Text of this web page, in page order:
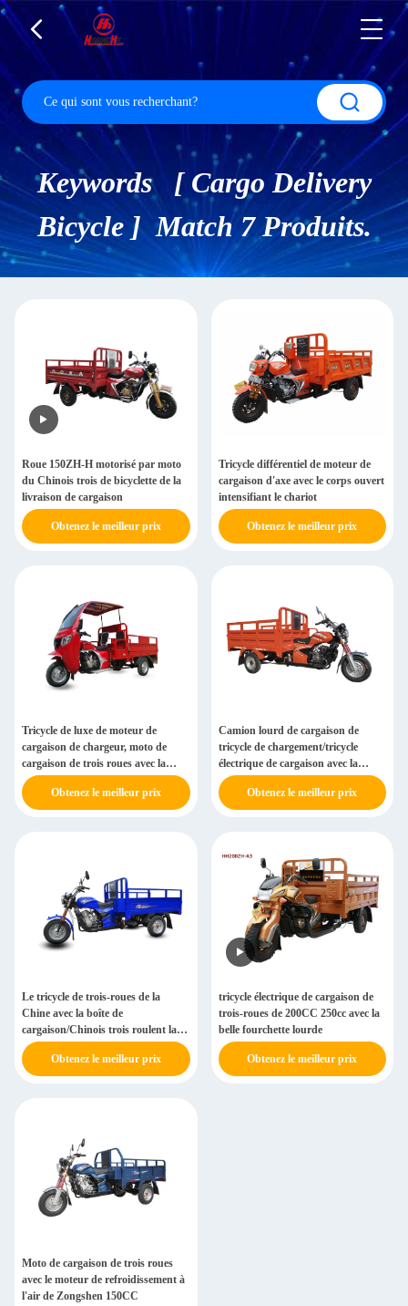
Keywords [ Cargo Delivery
Bicycle ] Match 7 Produits.
Roue 150ZH-H motorisé par moto
du Chinois trois de bicyclette de la
livraison de cargaison
Obtenez le meilleur prix
Tricycle différentiel de moteur de
cargaison d'axe avec le corps ouvert
intensifiant le chariot
Obtenez le meilleur prix
Tricycle de luxe de moteur de
cargaison de chargeur, moto de
cargaison de trois roues avec la
cabine
Obtenez le meilleur prix
Camion lourd de cargaison de
tricycle de chargement/tricycle
électrique de cargaison avec la
cabine 200ZH
Obtenez le meilleur prix
Le tricycle de trois-roues de la
Chine avec la boîte de
cargaison/Chinois trois roulent la
moto
Obtenez le meilleur prix
tricycle électrique de cargaison de
trois-roues de 200CC 250cc avec la
belle fourchette lourde
Obtenez le meilleur prix
Moto de cargaison de trois roues
avec le moteur de refroidissement à
l'air de Zongshen 150CC